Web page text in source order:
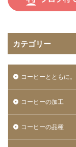
カテゴリー
コーヒーとともに。
コーヒーの加工
コーヒーの品種